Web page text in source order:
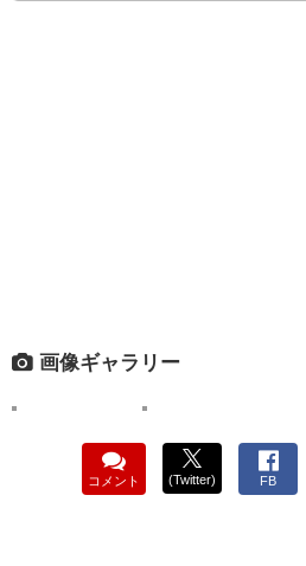
画像ギャラリー
コメント (Twitter) FB